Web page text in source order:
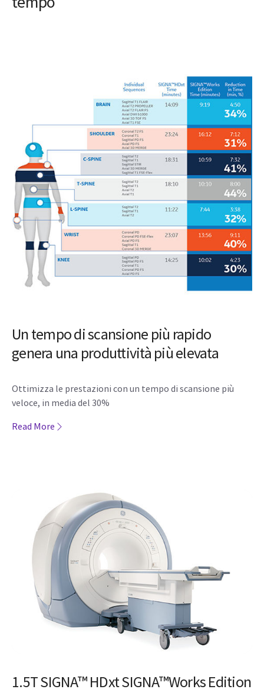
Un tempo di scansione più rapido
genera una produttività più elevata
Ottimizza le prestazioni con un tempo di scansione più
veloce, in media del 30%
Read More
1.5T SIGNA™ HDxt SIGNA™Works Edition